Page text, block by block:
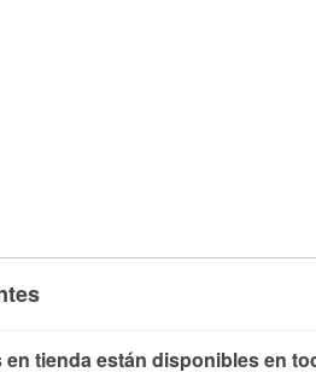
tienda están disponibles en